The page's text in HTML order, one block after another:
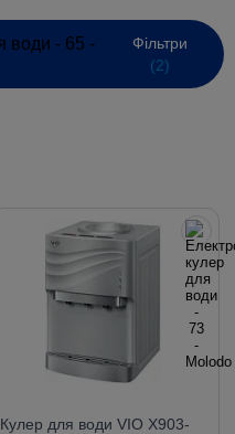
Фільтри
(2)
Кулер для води VIO X903-